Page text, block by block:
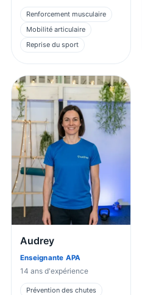
Renforcement musculaire
Mobilité articulaire
Reprise du sport
Audrey
Enseignante APA
14 ans d'expérience
Prévention des chutes